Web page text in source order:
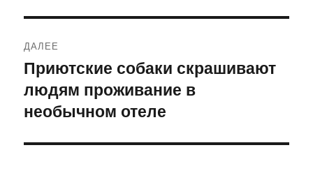
ДАЛЕЕ
Следующая
запись:
Приютские собаки скрашивают
людям проживание в
необычном отеле